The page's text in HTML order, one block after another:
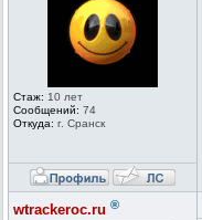
Стаж: 10 лет
Сообщений: 74
Откуда: г. Cранск
wtrackeroc.ru ®